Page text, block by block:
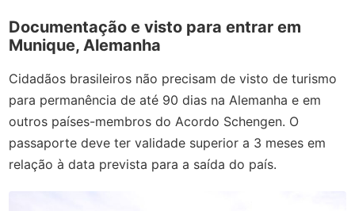
Documentação e visto para entrar em
Munique, Alemanha
Cidadãos brasileiros não precisam de visto de turismo
para permanência de até 90 dias na Alemanha e em
outros países-membros do Acordo Schengen. O
passaporte deve ter validade superior a 3 meses em
relação à data prevista para a saída do país.